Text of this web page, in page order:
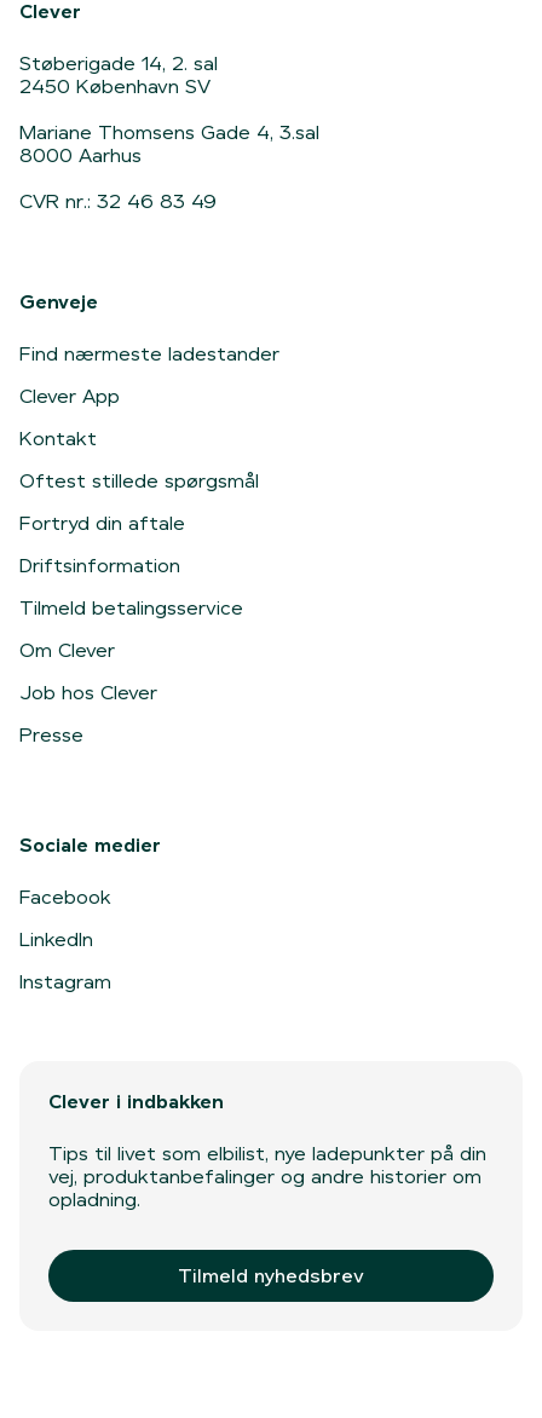
Clever
Støberigade 14, 2. sal
2450 København SV
Mariane Thomsens Gade 4, 3.sal
8000 Aarhus
CVR nr.: 32 46 83 49
Genveje
Find nærmeste ladestander
Clever App
Kontakt
Oftest stillede spørgsmål
Fortryd din aftale
Driftsinformation
Tilmeld betalingsservice
Om Clever
Job hos Clever
Presse
Sociale medier
Facebook
LinkedIn
Instagram
Clever i indbakken
Tips til livet som elbilist, nye ladepunkter på din
vej, produktanbefalinger og andre historier om
opladning.
Tilmeld nyhedsbrev